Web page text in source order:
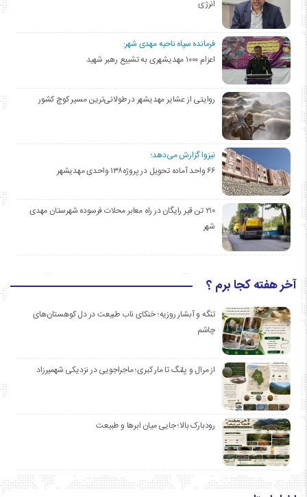
انرژی
فرمانده سپاه ناحیه مهدی شهر:
اعزام ۱۰۰۰ مهدیشهری به تشییع رهبر شهید
روایتی از عشایر مهدیشهر در طولانی‌ترین مسیر کوچ کشور
نیزوا گزارش می‌دهد؛
۶۶ واحد آماده تحویل در پروژه۱۳۸ واحدی مهدیشهر
۲۱۰ تن قیر رایگان در راه معابر محلات فرسوده شهرستان مهدی
شهر
آخر هفته کجا برم ؟
تنگه و آبشار روزیه؛ خنکای ناب طبیعت در دل کوهستان‌های
چاشم
از مرال و پلنگ تا مار کبری؛ ماجراجویی در نزدیکی شهمیرزاد
رودبارک بالا؛ جایی میان ابرها و طبیعت